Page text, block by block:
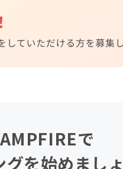
で
を始めまし